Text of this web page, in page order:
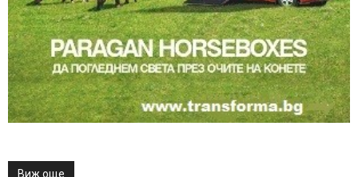
Виж още